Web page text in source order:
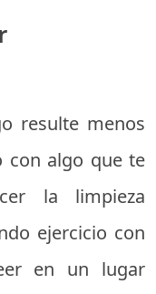
resulte menos
con algo que te
la limpieza
ejercicio con
en un lugar